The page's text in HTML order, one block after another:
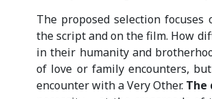
The proposed selection
the script and on the film. How
in their humanity and
of love or family encounters,
encounter with a Very Other. The